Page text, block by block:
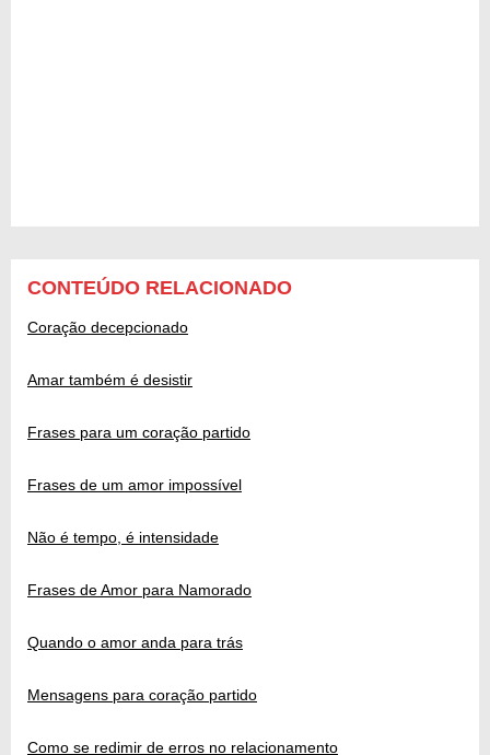
CONTEÚDO RELACIONADO
Coração decepcionado
Amar também é desistir
Frases para um coração partido
Frases de um amor impossível
Não é tempo, é intensidade
Frases de Amor para Namorado
Quando o amor anda para trás
Mensagens para coração partido
Como se redimir de erros no relacionamento